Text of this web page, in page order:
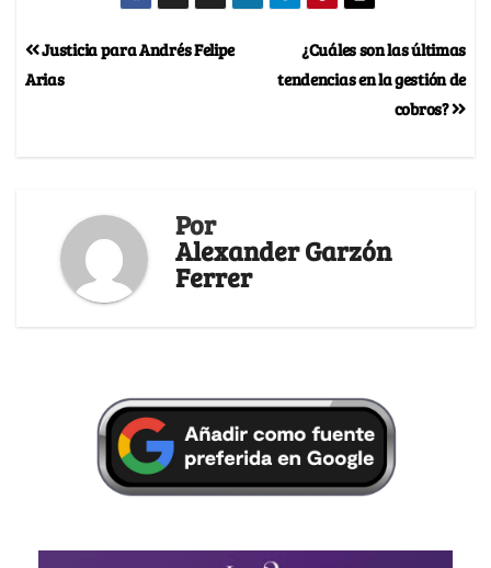
¿Cuáles son las últimas
tendencias en la gestión de
cobros?
Justicia para Andrés Felipe
Arias
Por
Alexander Garzón
Ferrer